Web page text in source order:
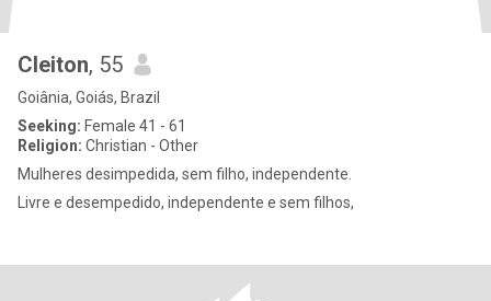
Cleiton, 55
Goiânia, Goiás, Brazil
Seeking: Female 41 - 61
Religion: Christian - Other
Mulheres desimpedida, sem filho, independente.
Livre e desempedido, independente e sem filhos,